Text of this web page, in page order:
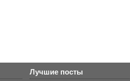
Лучшие посты